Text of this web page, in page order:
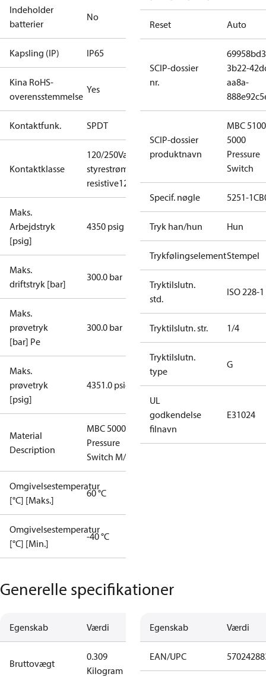
Indeholder
batterier
No
Kapsling (IP) IP65
Kina RoHS-
overensstemmelse
Yes
Kontaktfunk. SPDT
Kontaktklasse
120/250Vac, 1,16A
styrestrøm
resistive120/250Vac,2,9FLA,17,4LRA
Maks.
Arbejdstryk
[psig]
4350 psig
Maks.
driftstryk [bar]
300.0 bar
Maks.
prøvetryk
[bar] Pe
300.0 bar
Maks.
prøvetryk
[psig]
4351.0 psig
Material
Description
MBC 5000
Pressure
Switch M/32
Omgivelsestemperatur
[°C] [Maks.]
60 °C
Omgivelsestemperatur
[°C] [Min.]
-40 °C
Reset Auto
SCIP-dossier
nr.
3b22-
aa8a-
SCIP-dossier
produktnavn
MBC 5100
5000
Pressure
Switch
Specif. nøgle 5251-
Tryk han/hun Hun
TrykfølingselementStempel
Tryktilslutn.
std.
ISO 228-1
Tryktilslutn. str. 1/4
Tryktilslutn.
type
G
UL
godkendelse
filnavn
E31024
Generelle specifikationer
Egenskab Værdi
Bruttovægt
0.309
Kilogram
Egenskab Værdi
EAN/UPC